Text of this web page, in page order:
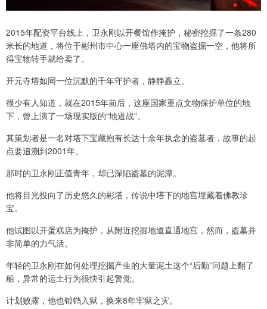
2015年配资平台线上，卫永刚以开餐馆作掩护，秘密挖掘了一条280
米长的地道，将位于彬州市中心一座佛塔内的宝物盗掘一空，他将所
得宝物转手就给卖了。
开元寺塔如同一位沉默的千年守护者，静静矗立。
很少有人知道，就在2015年前后，这座国家重点文物保护单位的地
下，曾上演了一场现实版的“地道战”。
其策划者是一名对塔下宝藏抱有长达十余年执念的盗墓者，故事的起
点要追溯到2001年。
那时的卫永刚正值青年，却已深陷盗墓的泥潭。
他将目光投向了历史悠久的彬塔，传说中塔下的地宫埋藏着佛教珍
宝。
他试图以开蛋糕店为掩护，从附近挖掘地道直通地宫，然而，盗墓并
非简单的力气活。
年轻的卫永刚在如何处理挖掘产生的大量泥土这个“后勤”问题上翻了
船，异常的运土行为很快引起警觉。
计划败露，他也锒铛入狱，换来8年牢狱之灾。